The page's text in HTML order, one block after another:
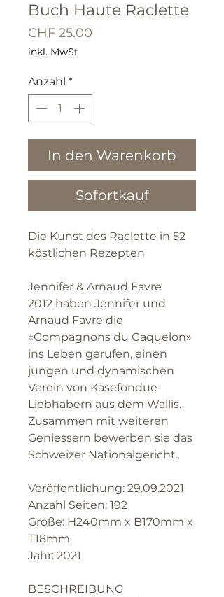
Buch Haute Raclette
CHF 25.00
inkl. MwSt
Anzahl *
In den Warenkorb
Sofortkauf
Die Kunst des Raclette in 52
köstlichen Rezepten
Jennifer & Arnaud Favre
2012 haben Jennifer und
Arnaud Favre die
«Compagnons du Caquelon»
ins Leben gerufen, einen
jungen und dynamischen
Verein von Käsefondue-
Liebhabern aus dem Wallis.
Zusammen mit weiteren
Geniessern bewerben sie das
Schweizer Nationalgericht.
Veröffentlichung: 29.09.2021
Anzahl Seiten: 192
Größe: H240mm x B170mm x
T18mm
Jahr: 2021
BESCHREIBUNG